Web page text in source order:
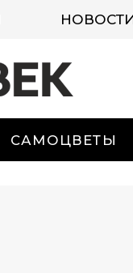
САМОЦВЕТЫ